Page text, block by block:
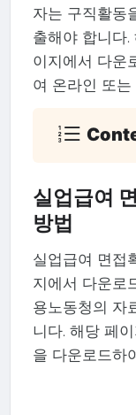
자는 구직활동
출해야 합니다
이지에서 다운
여 온라인 또
실업급여
방법
실업급여 면접
지에서 다운로
용노동청의 자
니다. 해당 페
을 다운로드하